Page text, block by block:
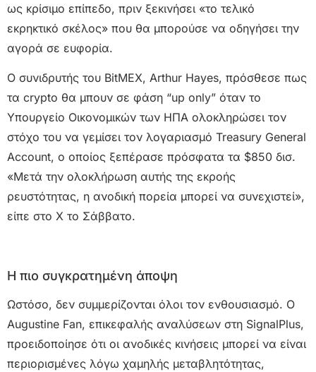
ως κρίσιμο επίπεδο, πριν ξεκινήσει «το τελικό
εκρηκτικό σκέλος» που θα μπορούσε να οδηγήσει την
αγορά σε ευφορία.
Ο συνιδρυτής του BitMEX, Arthur Hayes, πρόσθεσε πως
τα crypto θα μπουν σε φάση “up only” όταν το
Υπουργείο Οικονομικών των ΗΠΑ ολοκληρώσει τον
στόχο του να γεμίσει τον λογαριασμό Treasury General
Account, ο οποίος ξεπέρασε πρόσφατα τα $850 δισ.
«Μετά την ολοκλήρωση αυτής της εκροής
ρευστότητας, η ανοδική πορεία μπορεί να συνεχιστεί»,
είπε στο X το Σάββατο.
Η πιο συγκρατημένη άποψη
Ωστόσο, δεν συμμερίζονται όλοι τον ενθουσιασμό. Ο
Augustine Fan, επικεφαλής αναλύσεων στη SignalPlus,
προειδοποίησε ότι οι ανοδικές κινήσεις μπορεί να είναι
περιορισμένες λόγω χαμηλής μεταβλητότητας,